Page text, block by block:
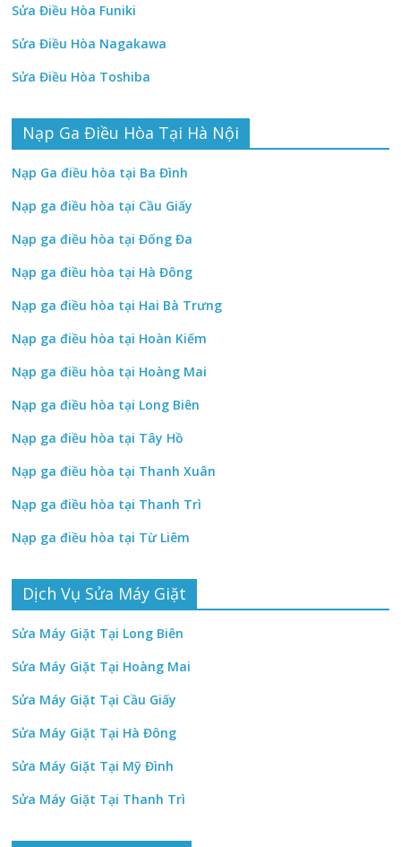
Sửa Điều Hòa Funiki
Sửa Điều Hòa Nagakawa
Sửa Điều Hòa Toshiba
Nạp Ga Điều Hòa Tại Hà Nội
Nạp Ga điều hòa tại Ba Đình
Nạp ga điều hòa tại Cầu Giấy
Nạp ga điều hòa tại Đống Đa
Nạp ga điều hòa tại Hà Đông
Nạp ga điều hòa tại Hai Bà Trưng
Nạp ga điều hòa tại Hoàn Kiếm
Nạp ga điều hòa tại Hoàng Mai
Nạp ga điều hòa tại Long Biên
Nạp ga điều hòa tại Tây Hồ
Nạp ga điều hòa tại Thanh Xuân
Nạp ga điều hòa tại Thanh Trì
Nạp ga điều hòa tại Từ Liêm
Dịch Vụ Sửa Máy Giặt
Sửa Máy Giặt Tại Long Biên
Sửa Máy Giặt Tại Hoàng Mai
Sửa Máy Giặt Tại Cầu Giấy
Sửa Máy Giặt Tại Hà Đông
Sửa Máy Giặt Tại Mỹ Đình
Sửa Máy Giặt Tại Thanh Trì